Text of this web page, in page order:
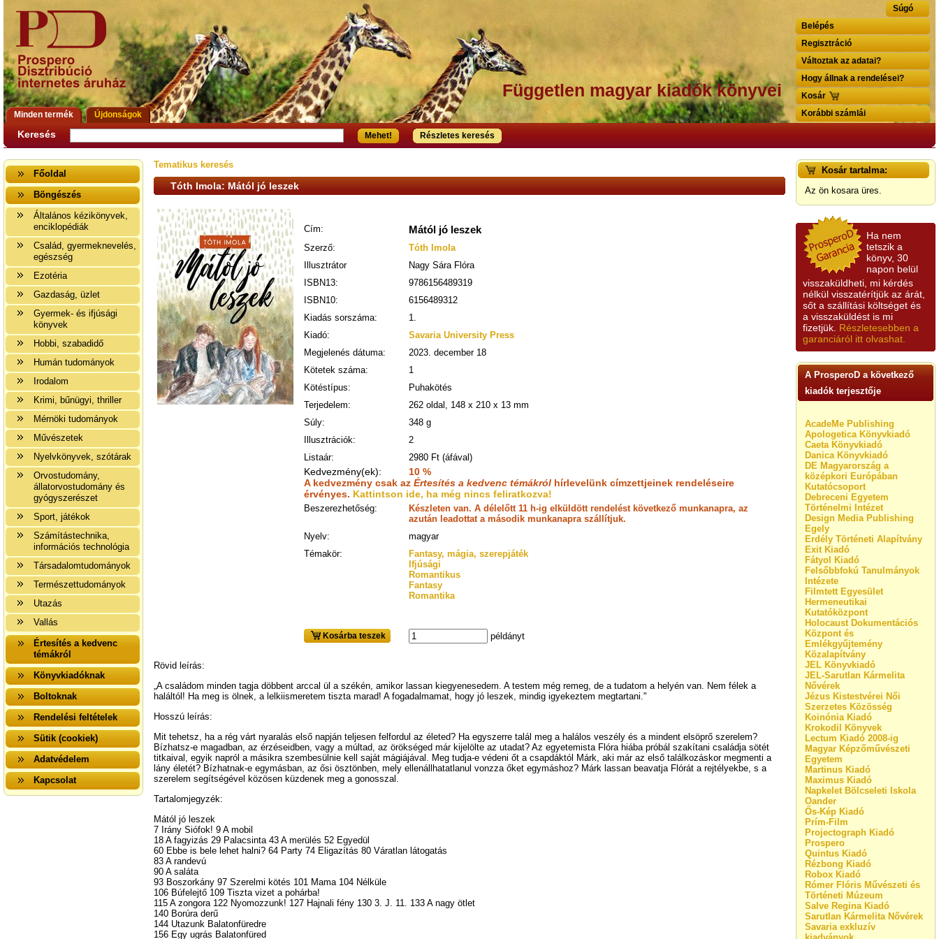
Súgó
Belépés
Regisztráció
Változtak az adatai?
Hogy állnak a rendelései?
Kosár
Korábbi számlái
Független magyar kiadók könyvei
Minden termék Újdonságok
Keresés Mehet! Részletes keresés
Főoldal
Böngészés
Általános kézikönyvek,
enciklopédiák
Család, gyermeknevelés,
egészség
Ezotéria
Gazdaság, üzlet
Gyermek- és ifjúsági
könyvek
Hobbi, szabadidő
Humán tudományok
Irodalom
Krimi, bűnügyi, thriller
Mérnöki tudományok
Művészetek
Nyelvkönyvek, szótárak
Orvostudomány,
állatorvostudomány és
gyógyszerészet
Sport, játékok
Számítástechnika,
információs technológia
Társadalomtudományok
Természettudományok
Utazás
Vallás
Értesítés a kedvenc
témákról
Könyvkiadóknak
Boltoknak
Rendelési feltételek
Sütik (cookiek)
Adatvédelem
Kapcsolat
Kosár tartalma:
Az ön kosara üres.
Ha nem
tetszik a
könyv, 30
napon belül
visszaküldheti, mi kérdés
nélkül visszatérítjük az árát,
sőt a szállítási költséget és
a visszaküldést is mi
fizetjük. Részletesebben a
garanciáról itt olvashat.
A ProsperoD a következő
kiadók terjesztője
AcadeMe Publishing
Apologetica Könyvkiadó
Caeta Könyvkiadó
Danica Könyvkiadó
DE Magyarország a
középkori Európában
Kutatócsoport
Debreceni Egyetem
Történelmi Intézet
Design Media Publishing
Egely
Erdély Történeti Alapítvány
Exit Kiadó
Fátyol Kiadó
Felsőbbfokú Tanulmányok
Intézete
Filmtett Egyesület
Hermeneutikai
Kutatóközpont
Holocaust Dokumentációs
Központ és
Emlékgyűjtemény
Közalapítvány
JEL Könyvkiadó
JEL-Sarutlan Kármelita
Nővérek
Jézus Kistestvérei Női
Szerzetes Közösség
Koinónia Kiadó
Krokodil Könyvek
Lectum Kiadó 2008-ig
Magyar Képzőművészeti
Egyetem
Martinus Kiadó
Maximus Kiadó
Napkelet Bölcseleti Iskola
Oander
Ős-Kép Kiadó
Prím-Film
Projectograph Kiadó
Prospero
Quintus Kiadó
Rézbong Kiadó
Robox Kiadó
Rómer Flóris Művészeti és
Történeti Múzeum
Salve Regina Kiadó
Sarutlan Kármelita Nővérek
Savaria exkluzív
Tematikus keresés
Tóth Imola: Mától jó leszek
Cím: Mától jó leszek
Szerző:
Tóth Imola
Illusztrátor
Nagy Sára Flóra
ISBN13:
9786156489319
ISBN10:
6156489312
Kiadás sorszáma:
1.
Kiadó:
Savaria University Press
Megjelenés dátuma:
2023. december 18
Kötetek száma:
1
Kötéstípus:
Puhakötés
Terjedelem:
262 oldal, 148 x 210 x 13 mm
Súly:
348 g
Illusztrációk:
2
Listaár:
2980 Ft (áfával)
Kedvezmény(ek):
10 %
A kedvezmény csak az Értesítés a kedvenc témákról hírlevelünk címzettjeinek rendeléseire
érvényes. Kattintson ide, ha még nincs feliratkozva!
Beszerezhetőség:
Készleten van. A délelőtt 11 h-ig elküldött rendelést következő munkanapra, az
azután leadottat a második munkanapra szállítjuk.
Nyelv:
magyar
Témakör:
Fantasy, mágia, szerepjáték
Ifjúsági
Romantikus
Fantasy
Romantika
Kosárba teszek példányt
Rövid leírás:
„A családom minden tagja döbbent arccal ül a székén, amikor lassan kiegyenesedem. A testem még remeg, de a tudatom a helyén van. Nem félek a
haláltól! Ha meg is ölnek, a lelkiismeretem tiszta marad! A fogadalmamat, hogy jó leszek, mindig igyekeztem megtartani."
Hosszú leírás:
Mit tehetsz, ha a rég várt nyaralás első napján teljesen felfordul az életed? Ha egyszerre talál meg a halálos veszély és a mindent elsöprő szerelem?
Bízhatsz-e magadban, az érzéseidben, vagy a múltad, az örökséged már kijelölte az utadat? Az egyetemista Flóra hiába próbál szakítani családja sötét
titkaival, egyik napról a másikra szembesülnie kell saját mágiájával. Meg tudja-e védeni őt a csapdáktól Márk, aki már az első találkozáskor megmenti a
lány életét? Bízhatnak-e egymásban, az ősi ösztönben, mely ellenállhatatlanul vonzza őket egymáshoz? Márk lassan beavatja Flórát a rejtélyekbe, s a
szerelem segítségével közösen küzdenek meg a gonosszal.
Tartalomjegyzék:
Mától jó leszek
7 Irány Siófok! 9 A mobil
18 A fagyizás 29 Palacsinta 43 A merülés 52 Egyedül
60 Ebbe is bele lehet halni? 64 Party 74 Eligazítás 80 Váratlan látogatás
83 A randevú
90 A saláta
93 Boszorkány 97 Szerelmi kötés 101 Mama 104 Nélküle
106 Búfelejtő 109 Tiszta vizet a pohárba!
115 A zongora 122 Nyomozzunk! 127 Hajnali fény 130 3. J. 11. 133 A nagy ötlet
140 Borúra derű
144 Utazunk Balatonfüredre
156 Egy ugrás Balatonfüred